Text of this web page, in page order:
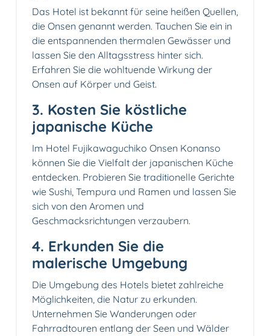
Das Hotel ist bekannt für seine heißen Quellen,
die Onsen genannt werden. Tauchen Sie ein in
die entspannenden thermalen Gewässer und
lassen Sie den Alltagsstress hinter sich.
Erfahren Sie die wohltuende Wirkung der
Onsen auf Körper und Geist.
3. Kosten Sie köstliche
japanische Küche
Im Hotel Fujikawaguchiko Onsen Konanso
können Sie die Vielfalt der japanischen Küche
entdecken. Probieren Sie traditionelle Gerichte
wie Sushi, Tempura und Ramen und lassen Sie
sich von den Aromen und
Geschmacksrichtungen verzaubern.
4. Erkunden Sie die
malerische Umgebung
Die Umgebung des Hotels bietet zahlreiche
Möglichkeiten, die Natur zu erkunden.
Unternehmen Sie Wanderungen oder
Fahrradtouren entlang der Seen und Wälder